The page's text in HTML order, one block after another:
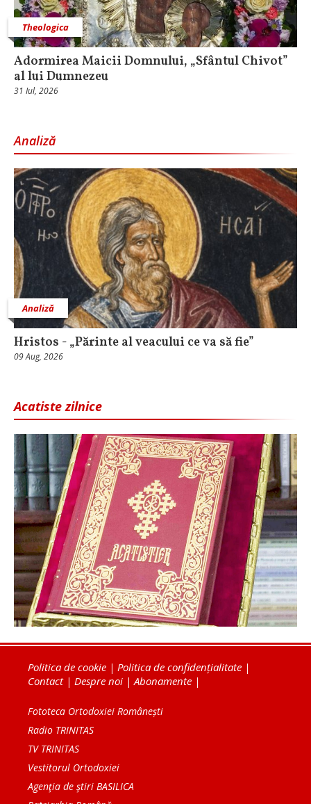
Theologica
Adormirea Maicii Domnului, „Sfântul Chivot”
al lui Dumnezeu
31 Iul, 2026
Analiză
Analiză
Hristos - „Părinte al veacului ce va să fie”
09 Aug, 2026
Acatiste zilnice
Politica de cookie | Politica de confidențialitate |
Contact| Despre noi | Abonamente |
Fototeca Ortodoxiei Românești
Radio TRINITAS
TV TRINITAS
Vestitorul Ortodoxiei
Agenţia de ştiri BASILICA